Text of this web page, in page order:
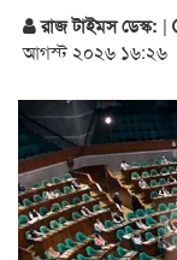
রাজ টাইমস ডেস্ক: |
আগস্ট ২০২৬ ১৬:২৬